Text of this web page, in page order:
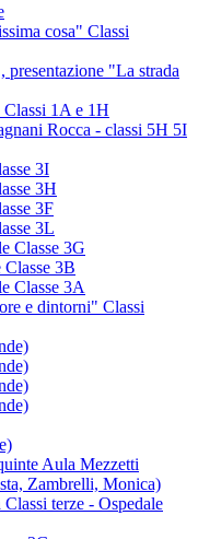
cosa" Classi
presentazione "La strada
1A e 1H
Rocca - classi 5H 5I
3I
3H
3F
3L
Classe 3G
3B
Classe 3A
e dintorni" Classi
Aula Mezzetti
Zambrelli, Monica)
terze - Ospedale